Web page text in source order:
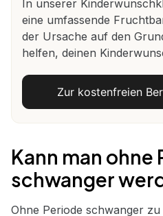
In unserer
eine umfassende
der Ursache auf den
helfen, deinen
Zur kostenfreien
Kann man ohne
schwanger
Ohne Periode schwanger